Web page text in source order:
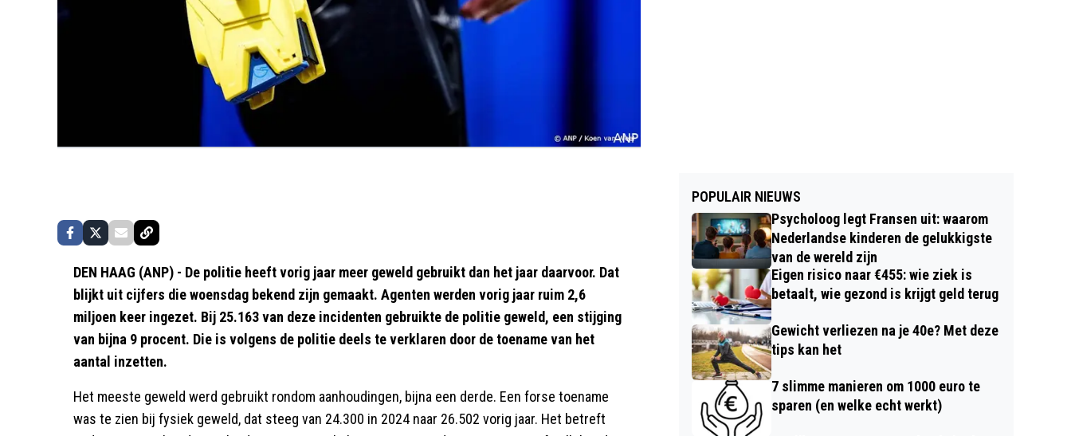
DEN HAAG (ANP) - De politie heeft vorig jaar meer geweld gebruikt dan het jaar daarvoor. Dat
blijkt uit cijfers die woensdag bekend zijn gemaakt. Agenten werden vorig jaar ruim 2,6
miljoen keer ingezet. Bij 25.163 van deze incidenten gebruikte de politie geweld, een stijging
van bijna 9 procent. Die is volgens de politie deels te verklaren door de toename van het
aantal inzetten.
Het meeste geweld werd gebruikt rondom aanhoudingen, bijna een derde. Een forse toename
was te zien bij fysiek geweld, dat steeg van 24.300 in 2024 naar 26.502 vorig jaar. Het betreft
POPULAIR NIEUWS
Psycholoog legt Fransen uit: waarom
Nederlandse kinderen de gelukkigste
van de wereld zijn
Eigen risico naar €455: wie ziek is
betaalt, wie gezond is krijgt geld terug
Gewicht verliezen na je 40e? Met deze
tips kan het
7 slimme manieren om 1000 euro te
sparen (en welke echt werkt)